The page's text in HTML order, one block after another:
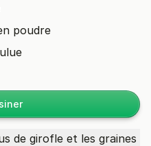
poudre
de girofle et les graines